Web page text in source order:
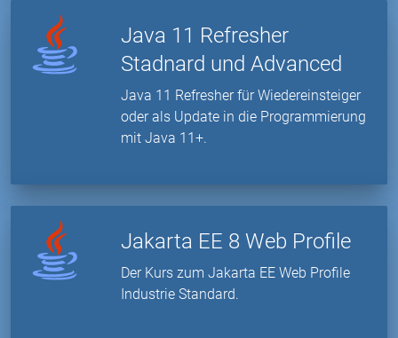
Java 11 Refresher
Stadnard und Advanced
Java 11 Refresher für Wiedereinsteiger
oder als Update in die Programmierung
mit Java 11+.
Jakarta EE 8 Web Profile
Der Kurs zum Jakarta EE Web Profile
Industrie Standard.